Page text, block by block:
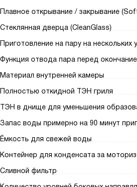
Плавное открывание / закрывание
Стеклянная дверца (CleanGlass)
Приготовление на пару на
Функция отвода пара перед
Материал внутренней камеры
Полностью откидной ТЭН гриля
ТЭН в днище для уменьшения
Запас воды примерно на 90 минут
Ёмкость для свежей воды
Контейнер для конденсата за
Сливной фильтр